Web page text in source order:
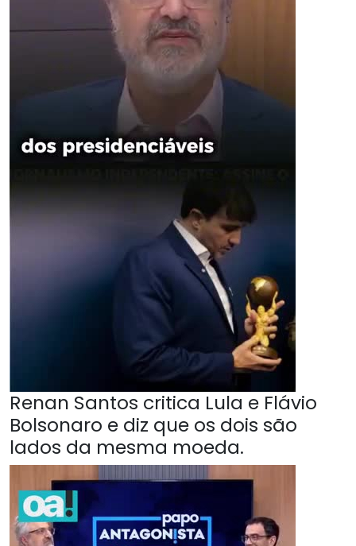
Renan Santos critica Lula e Flávio
Bolsonaro e diz que os dois são
lados da mesma moeda.